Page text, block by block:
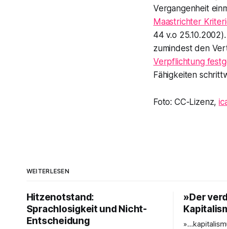
Vergangenheit
Maastrichter
44 v.o
zumindest den
Verpflichtung
Fähigkeiten
Foto: CC-Lizenz,
WEITERLESEN
Hitzenotstand:
Sprachlosigkeit und Nicht-
Entscheidung
»Der